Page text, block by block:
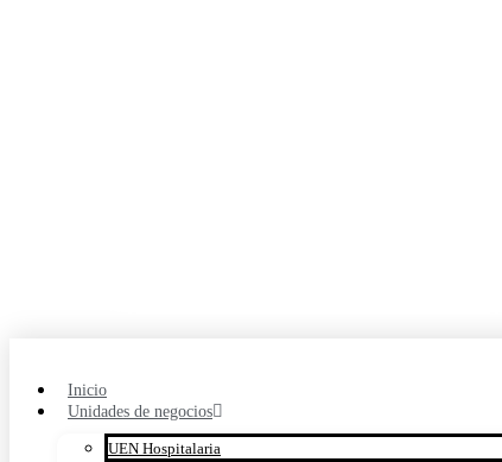
Inicio
Unidades de negocios
UEN Hospitalaria